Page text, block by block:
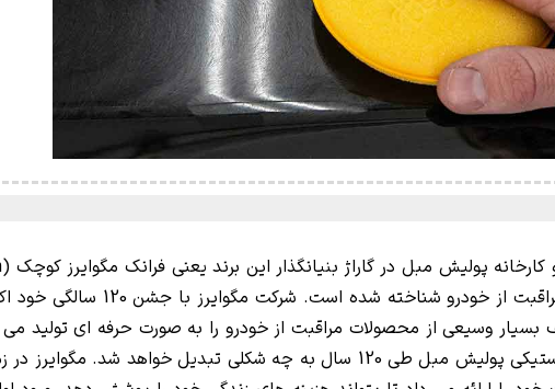
کار کرده و در حال حاضر به عنوان یک برند بین
مگوایرز کوچک در رویای خود پیش بینی نمی کرد که اولین ظرف پلاستیکی پولیش مبل طی 120 سال به چه